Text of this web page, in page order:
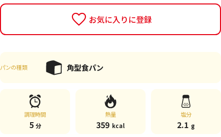
お気に入りに登録
パンの種類 角型食パン
調理時間
5 分
熱量
359 kcal
塩分
2.1 g